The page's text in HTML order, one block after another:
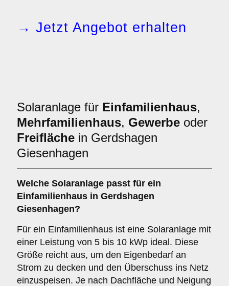
→ Jetzt Angebot erhalten
Solaranlage für Einfamilienhaus,
Mehrfamilienhaus, Gewerbe oder
Freifläche in Gerdshagen
Giesenhagen
Welche Solaranlage passt für ein
Einfamilienhaus in Gerdshagen
Giesenhagen?
Für ein Einfamilienhaus ist eine Solaranlage mit
einer Leistung von 5 bis 10 kWp ideal. Diese
Größe reicht aus, um den Eigenbedarf an
Strom zu decken und den Überschuss ins Netz
einzuspeisen. Je nach Dachfläche und Neigung